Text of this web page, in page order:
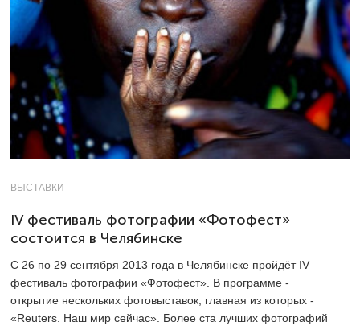
ВЫСТАВКИ
IV фестиваль фотографии «Фотофест»
состоится в Челябинске
С 26 по 29 сентября 2013 года в Челябинске пройдёт IV
фестиваль фотографии «Фотофест». В программе -
открытие нескольких фотовыставок, главная из которых -
«Reuters. Наш мир сейчас». Более ста лучших фотографий